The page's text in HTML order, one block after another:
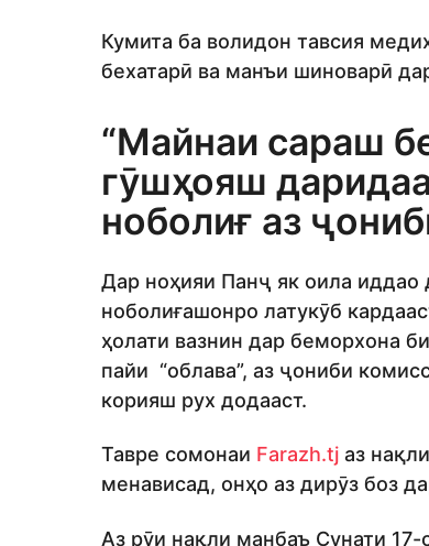
Кумита ба волидон тавсия
бехатарӣ ва манъи шиноварӣ
“Майнаи сараш
гӯшҳояш
ноболиғ аз
Дар ноҳияи Панҷ як оила иддао
ноболиғашонро латукӯб
ҳолати вазнин дар беморхона
пайи “облава”, аз ҷониби
корияш рух додааст.
Тавре сомонаи Farazh.tj аз
менависад, онҳо аз дирӯз боз
Аз рӯи нақли манбаъ Сунати